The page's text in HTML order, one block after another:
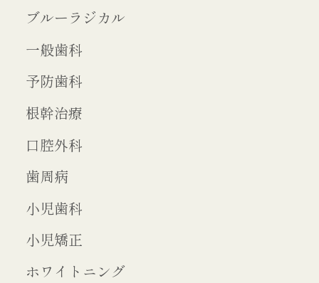
ブルーラジカル
一般歯科
予防歯科
根幹治療
口腔外科
歯周病
小児歯科
小児矯正
ホワイトニング